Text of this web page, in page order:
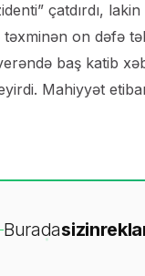
çatdırdı,
on dəfə
baş katib
Mahiyyət
Buradasizin